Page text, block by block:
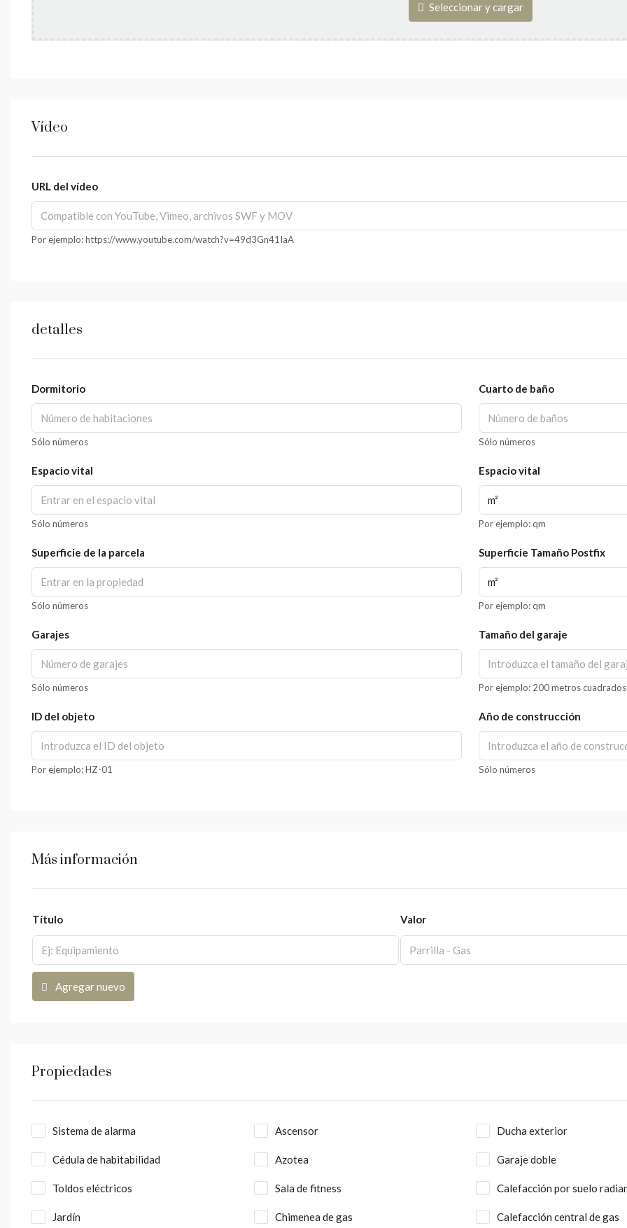
Seleccionar y cargar
Vídeo
URL del vídeo
Por ejemplo: https://www.youtube.com/watch?v=49d3Gn41IaA
detalles
Dormitorio
Sólo números
Cuarto de baño
Sólo números
Espacio vital
Sólo números
Espacio vital
Por ejemplo: qm
Superficie de la parcela
Sólo números
Superficie Tamaño Postfix
Por ejemplo: qm
Garajes
Sólo números
Tamaño del garaje
Por ejemplo: 200 metros cuadrados
ID del objeto
Por ejemplo: HZ-01
Año de construcción
Sólo números
Más información
Título Valor
Agregar nuevo
Propiedades
Sistema de alarma Ascensor Ducha exterior
Cédula de habitabilidad Azotea Garaje doble
Toldos eléctricos Sala de fitness Calefacción por suelo
Jardín Chimenea de gas Calefacción central de gas